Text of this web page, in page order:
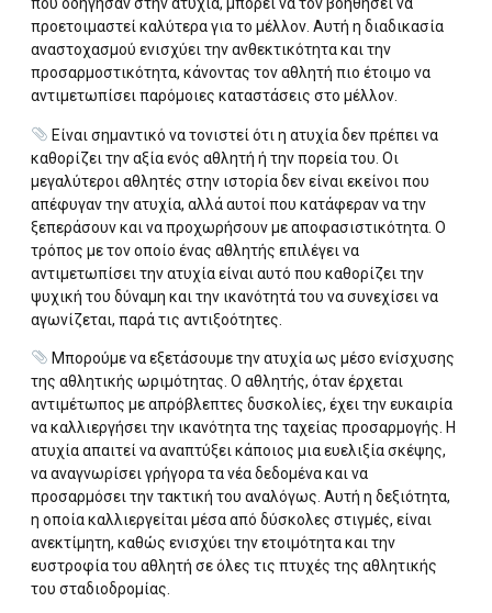
προετοιμαστεί καλύτερα για το μέλλον. Αυτή η διαδικασία
αναστοχασμού ενισχύει την ανθεκτικότητα και την
προσαρμοστικότητα, κάνοντας τον αθλητή πιο έτοιμο να
αντιμετωπίσει παρόμοιες καταστάσεις στο μέλλον.
Είναι σημαντικό να τονιστεί ότι η ατυχία δεν πρέπει να
καθορίζει την αξία ενός αθλητή ή την πορεία του. Οι
μεγαλύτεροι αθλητές στην ιστορία δεν είναι εκείνοι που
απέφυγαν την ατυχία, αλλά αυτοί που κατάφεραν να την
ξεπεράσουν και να προχωρήσουν με αποφασιστικότητα. Ο
τρόπος με τον οποίο ένας αθλητής επιλέγει να
αντιμετωπίσει την ατυχία είναι αυτό που καθορίζει την
ψυχική του δύναμη και την ικανότητά του να συνεχίσει να
αγωνίζεται, παρά τις αντιξοότητες.
Μπορούμε να εξετάσουμε την ατυχία ως μέσο ενίσχυσης
της αθλητικής ωριμότητας. Ο αθλητής, όταν έρχεται
αντιμέτωπος με απρόβλεπτες δυσκολίες, έχει την ευκαιρία
να καλλιεργήσει την ικανότητα της ταχείας προσαρμογής. Η
ατυχία απαιτεί να αναπτύξει κάποιος μια ευελιξία σκέψης,
να αναγνωρίσει γρήγορα τα νέα δεδομένα και να
προσαρμόσει την τακτική του αναλόγως. Αυτή η δεξιότητα,
η οποία καλλιεργείται μέσα από δύσκολες στιγμές, είναι
ανεκτίμητη, καθώς ενισχύει την ετοιμότητα και την
ευστροφία του αθλητή σε όλες τις πτυχές της αθλητικής
του σταδιοδρομίας.